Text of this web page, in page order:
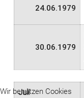
24.06.1979
30.06.1979
Juli
Wir benutzen Cookies